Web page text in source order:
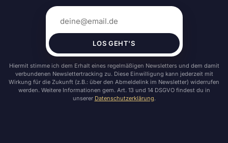
LOS GEHT'S
Hiermit stimme ich dem Erhalt eines regelmäßigen Newsletters und dem damit
verbundenen Newslettertracking zu. Diese Einwilligung kann jederzeit mit
Wirkung für die Zukunft (z.B.: über den Abmeldelink im Newsletter) widerrufen
werden. Weitere Informationen gem. Art. 13 und 14 DSGVO findest du in
unserer Datenschutzerklärung.